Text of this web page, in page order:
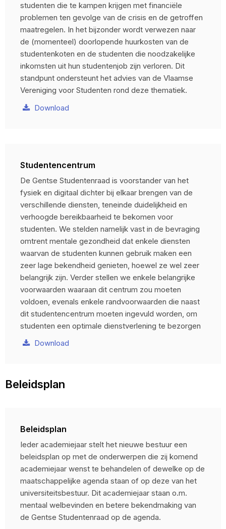
studenten die te kampen krijgen met financiële
problemen ten gevolge van de crisis en de getroffen
maatregelen. In het bijzonder wordt verwezen naar
de (momenteel) doorlopende huurkosten van de
studentenkoten en de studenten die noodzakelijke
inkomsten uit hun studentenjob zijn verloren. Dit
standpunt ondersteunt het advies van de Vlaamse
Vereniging voor Studenten rond deze thematiek.
Download
Studentencentrum
De Gentse Studentenraad is voorstander van het
fysiek en digitaal dichter bij elkaar brengen van de
verschillende diensten, teneinde duidelijkheid en
verhoogde bereikbaarheid te bekomen voor
studenten. We stelden namelijk vast in de bevraging
omtrent mentale gezondheid dat enkele diensten
waarvan de studenten kunnen gebruik maken een
zeer lage bekendheid genieten, hoewel ze wel zeer
belangrijk zijn. Verder stellen we enkele belangrijke
voorwaarden waaraan dit centrum zou moeten
voldoen, evenals enkele randvoorwaarden die naast
dit studentencentrum moeten ingevuld worden, om
studenten een optimale dienstverlening te bezorgen
Download
Beleidsplan
Beleidsplan
Ieder academiejaar stelt het nieuwe bestuur een
beleidsplan op met de onderwerpen die zij komend
academiejaar wenst te behandelen of dewelke op de
maatschappelijke agenda staan of op deze van het
universiteitsbestuur. Dit academiejaar staan o.m.
mentaal welbevinden en betere bekendmaking van
de Gentse Studentenraad op de agenda.